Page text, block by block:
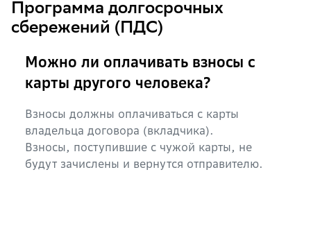
Программа долгосрочных
сбережений (ПДС)
Можно ли оплачивать взносы с
карты другого человека?
Взносы должны оплачиваться с карты
владельца договора (вкладчика).
Взносы, поступившие с чужой карты, не
будут зачислены и вернутся отправителю.